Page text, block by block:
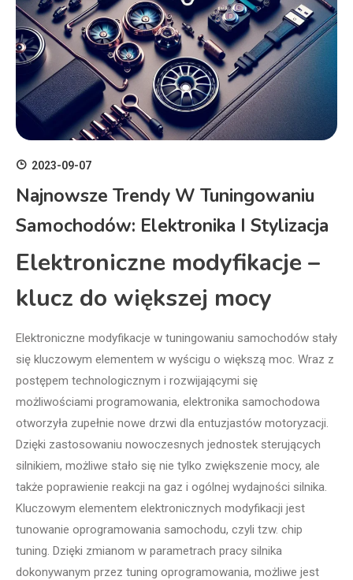
2023-09-07
Najnowsze Trendy W Tuningowaniu
Samochodów: Elektronika I Stylizacja
Elektroniczne modyfikacje –
klucz do większej mocy
Elektroniczne modyfikacje w tuningowaniu samochodów stały
się kluczowym elementem w wyścigu o większą moc. Wraz z
postępem technologicznym i rozwijającymi się
możliwościami programowania, elektronika samochodowa
otworzyła zupełnie nowe drzwi dla entuzjastów motoryzacji.
Dzięki zastosowaniu nowoczesnych jednostek sterujących
silnikiem, możliwe stało się nie tylko zwiększenie mocy, ale
także poprawienie reakcji na gaz i ogólnej wydajności silnika.
Kluczowym elementem elektronicznych modyfikacji jest
tunowanie oprogramowania samochodu, czyli tzw. chip
tuning. Dzięki zmianom w parametrach pracy silnika
dokonywanym przez tuning oprogramowania, możliwe jest